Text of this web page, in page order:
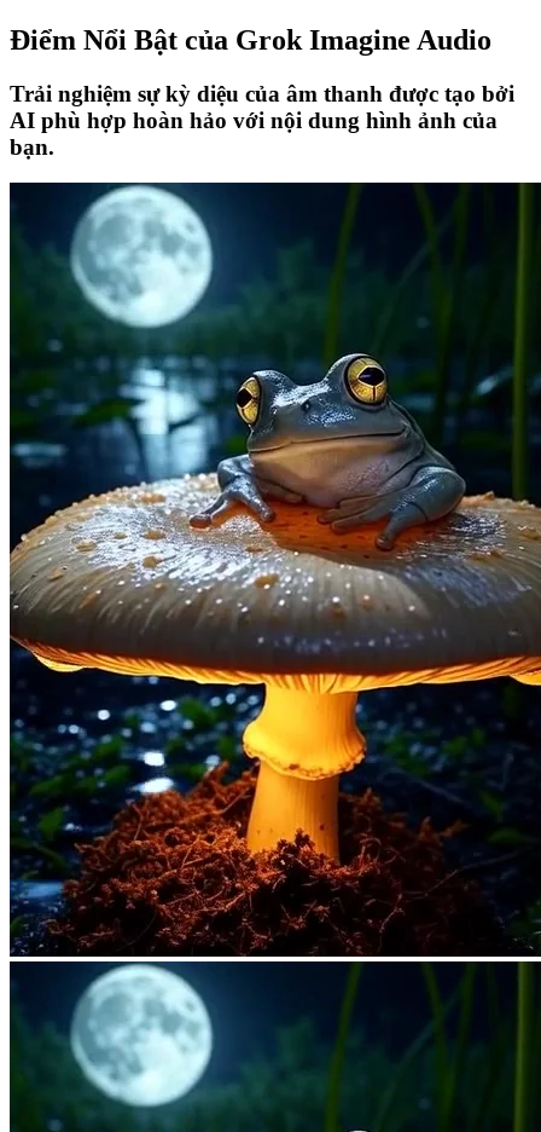
Điểm Nổi Bật của Grok Imagine Audio
Trải nghiệm sự kỳ diệu của âm thanh được tạo bởi
AI phù hợp hoàn hảo với nội dung hình ảnh của
bạn.